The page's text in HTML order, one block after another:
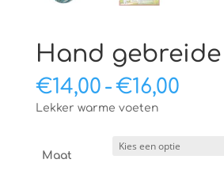
Hand gebreide
€14,00 -€16,00
Lekker warme voeten
Maat